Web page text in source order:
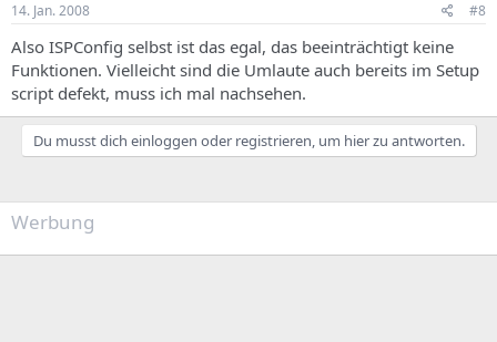
14. Jan. 2008 #8
Also ISPConfig selbst ist das egal, das beeinträchtigt keine
Funktionen. Vielleicht sind die Umlaute auch bereits im Setup
script defekt, muss ich mal nachsehen.
Du musst dich einloggen oder registrieren, um hier zu antworten.
Werbung